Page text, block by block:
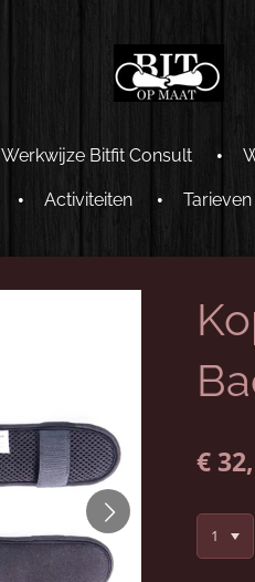
Werkwijze Bitfit Consult
Activiteiten Tarieven
€